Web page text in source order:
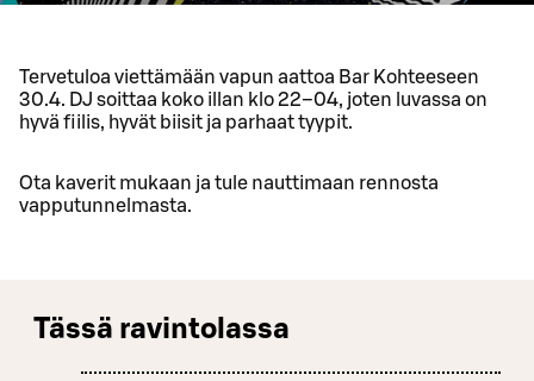
Tervetuloa viettämään vapun aattoa Bar Kohteeseen
30.4. DJ soittaa koko illan klo 22–04, joten luvassa on
hyvä fiilis, hyvät biisit ja parhaat tyypit.
Ota kaverit mukaan ja tule nauttimaan rennosta
vapputunnelmasta.
Tässä ravintolassa